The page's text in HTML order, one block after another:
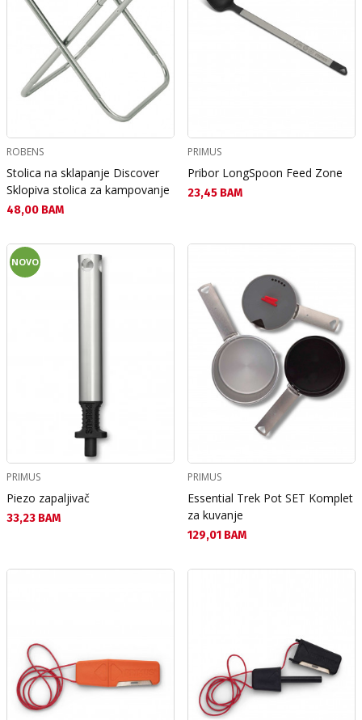
ROBENS
Stolica na sklapanje Discover
Sklopiva stolica za kampovanje
Текуща цена:
48,00 BAM
PRIMUS
Pribor LongSpoon Feed Zone
Текуща цена:
23,45 BAM
NOVO
PRIMUS
Piezo zapaljivač
Текуща цена:
33,23 BAM
PRIMUS
Essential Trek Pot SET Komplet
za kuvanje
Текуща цена:
129,01 BAM